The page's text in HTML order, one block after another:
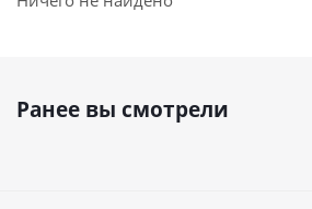
Ранее вы смотрели